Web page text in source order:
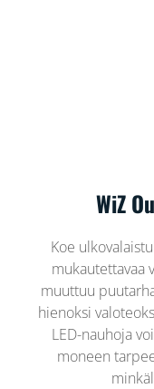
WiZ
Koe
mukautettavaa
muuttuu
hienoksi
LED-nauhoja
moneen